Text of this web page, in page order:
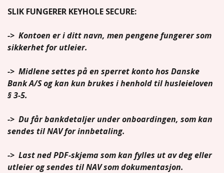
SLIK FUNGERER KEYHOLE SECURE:
-> Kontoen er i ditt navn, men pengene fungerersom
sikkerhet for utleier.
-> Midlene settes på en sperret konto hos Danske
Bank A/Sog kan kun brukes i henhold til husleieloven
§ 3-5.
-> Du får bankdetaljer under onboardingen, som kan
sendes til NAV for innbetaling.
-> Last ned PDF-skjema som kan fylles ut av deg eller
utleier og sendes til NAV som dokumentasjon.